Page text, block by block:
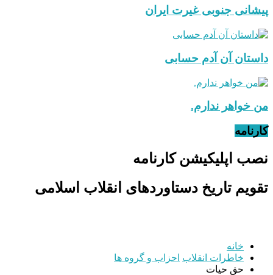
پیشانی جنوبی غیرت ایران
داستان آن آدم حسابی
من خواهر ندارم.
کارنامه
نصب اپلیکیشن کارنامه
تقویم تاریخ دستاوردهای انقلاب اسلامی
خانه
خاطرات انقلاب احزاب و گروه ها
حق حیات